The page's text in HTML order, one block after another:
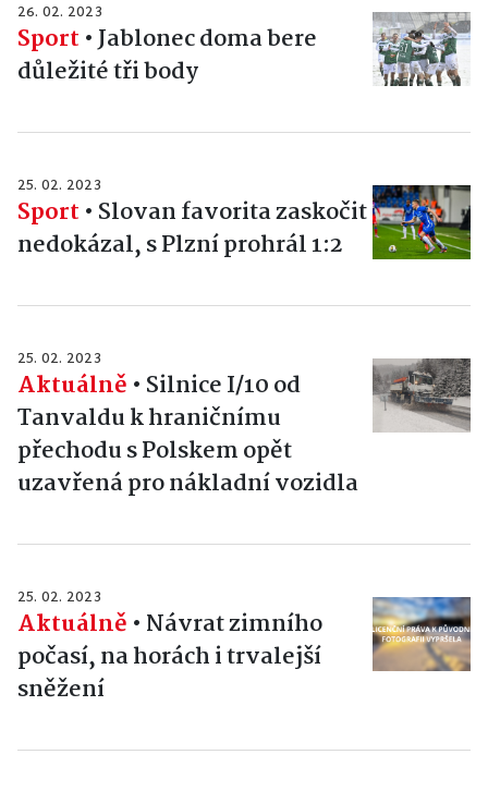
26. 02. 2023
Sport •Jablonec doma bere
důležité tři body
25. 02. 2023
Sport • Slovan favorita zaskočit
nedokázal, s Plzní prohrál 1:2
25. 02. 2023
Aktuálně • Silnice I/10 od
Tanvaldu k hraničnímu
přechodu s Polskem opět
uzavřená pro nákladní vozidla
25. 02. 2023
Aktuálně • Návrat zimního
počasí, na horách i trvalejší
sněžení